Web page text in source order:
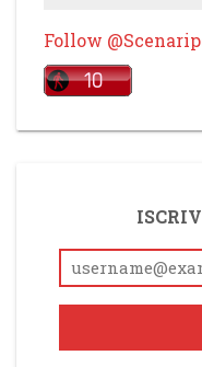
Follow